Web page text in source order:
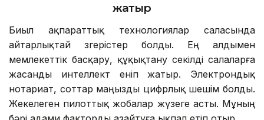
жатыр
Биыл ақпараттық технологиялар саласында
айтарлықтай өзгерістер болды. Ең алдымен
мемлекеттік басқару, құқықтану секілді салаларға
жасанды интеллект еніп жатыр. Электрондық
нотариат, соттар маңызды цифрлық шешім болды.
Жекелеген пилоттық жобалар жүзеге асты. Мұның